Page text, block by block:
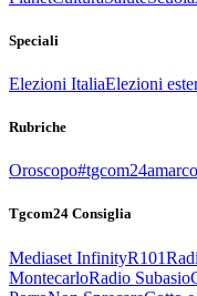
Speciali
Elezioni ItaliaElezioni
Rubriche
Oroscopo
Tgcom24 Consiglia
Mediaset InfinityR101
MontecarloRadio Subasio